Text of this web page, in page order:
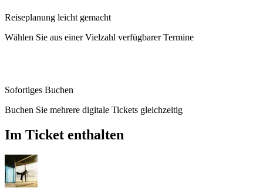
Reiseplanung leicht gemacht
Wählen Sie aus einer Vielzahl verfügbarer Termine
Sofortiges Buchen
Buchen Sie mehrere digitale Tickets gleichzeitig
Im Ticket enthalten